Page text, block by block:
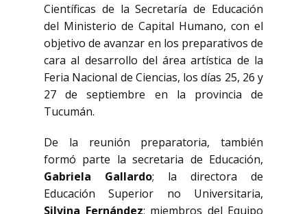
Científicas de la Secretaría de Educación
del Ministerio de Capital Humano, con el
objetivo de avanzar en los preparativos de
cara al desarrollo del área artística de la
Feria Nacional de Ciencias, los días 25, 26 y
27 de septiembre en la provincia de
Tucumán.
De la reunión preparatoria, también
formó parte la secretaria de Educación,
Gabriela Gallardo; la directora de
Educación Superior no Universitaria,
Silvina Fernández; miembros del Equipo